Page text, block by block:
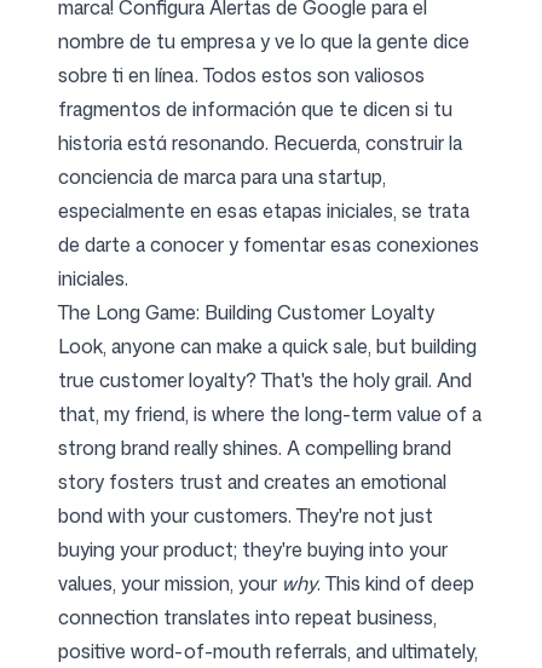
marca! Configura Alertas de Google para el
nombre de tu empresa y ve lo que la gente dice
sobre ti en línea. Todos estos son valiosos
fragmentos de información que te dicen si tu
historia está resonando. Recuerda, construir la
conciencia de marca para una startup,
especialmente en esas etapas iniciales, se trata
de darte a conocer y fomentar esas conexiones
iniciales.
The Long Game: Building Customer Loyalty
Look, anyone can make a quick sale, but building
true customer loyalty? That's the holy grail. And
that, my friend, is where the long-term value of a
strong brand really shines. A compelling brand
story fosters trust and creates an emotional
bond with your customers. They're not just
buying your product; they're buying into your
values, your mission, your why. This kind of deep
connection translates into repeat business,
positive word-of-mouth referrals, and ultimately,